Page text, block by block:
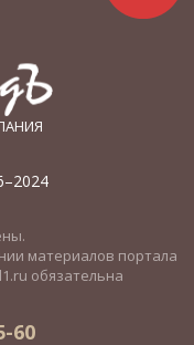
материалов портала
обязательна
60